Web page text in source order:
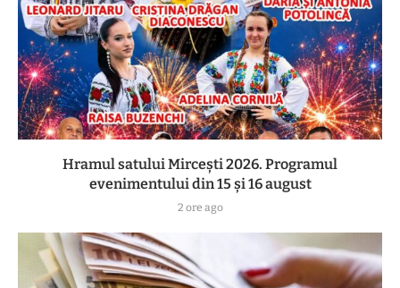
Hramul satului Mircești 2026. Programul
evenimentului din 15 și 16 august
2 ore ago